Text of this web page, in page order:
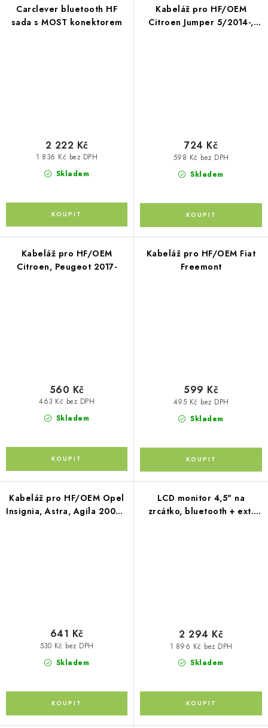
Carclever bluetooth HF
sada s MOST konektorem
Skladem
1 836 Kč bez DPH
2 222 Kč
Kabeláž pro HF/OEM
Citroen Jumper 5/2014-,
Skladem
598 Kč bez DPH
724 Kč
Kabeláž pro HF/OEM
Citroen, Peugeot 2017-
Skladem
463 Kč bez DPH
560 Kč
Kabeláž pro HF/OEM Fiat
Freemont
Skladem
495 Kč bez DPH
599 Kč
Kabeláž pro HF/OEM Opel
Insignia, Astra, Agila 2009-,
Skladem
530 Kč bez DPH
641 Kč
LCD monitor 4,5" na
zrcátko, bluetooth + ext.
Skladem
1 896 Kč bez DPH
2 294 Kč